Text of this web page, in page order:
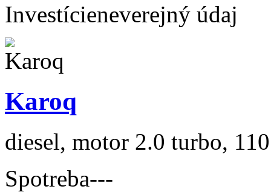
Investícieneverejný údaj
Karoq
diesel, motor 2.0 turbo,
Spotreba---